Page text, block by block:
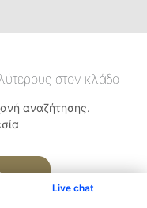
Live chat
στον κλάδο
αναζήτησης.